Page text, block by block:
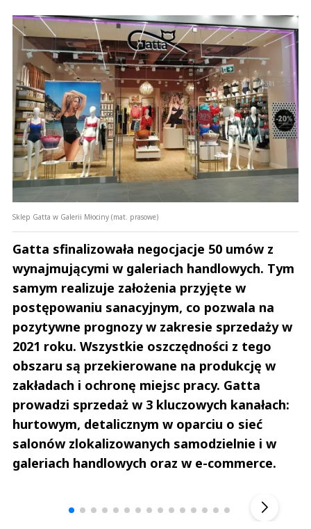
Sklep Gatta w Galerii Młociny (mat. prasowe)
Gatta sfinalizowała negocjacje 50 umów z
wynajmującymi w galeriach handlowych. Tym
samym realizuje założenia przyjęte w
postępowaniu sanacyjnym, co pozwala na
pozytywne prognozy w zakresie sprzedaży w
2021 roku. Wszystkie oszczędności z tego
obszaru są przekierowane na produkcję w
zakładach i ochronę miejsc pracy. Gatta
prowadzi sprzedaż w 3 kluczowych kanałach:
hurtowym, detalicznym w oparciu o sieć
salonów zlokalizowanych samodzielnie i w
galeriach handlowych oraz w e-commerce.